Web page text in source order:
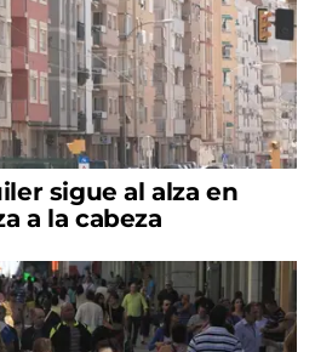
sigue al alza en
a la cabeza